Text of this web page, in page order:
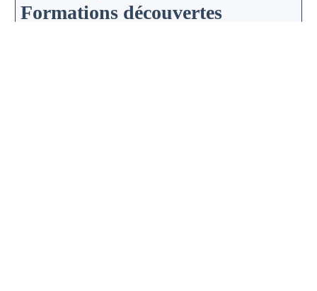
Formations découvertes